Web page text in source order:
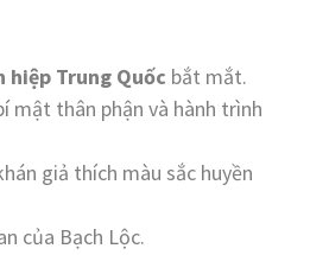
hiệp Trung Quốc bắt mắt.
mật thân phận và hành trình
giả thích màu sắc huyền
của Bạch Lộc.